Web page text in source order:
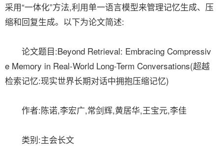
采用“一体化”方法,利用单一语言模型来管理记忆生成、压
缩和回复生成。以下为论文简述:
论文题目:Beyond Retrieval: Embracing Compressiv
e Memory in Real-World Long-Term Conversations(超越
检索记忆:现实世界长期对话中拥抱压缩记忆)
作者:陈诺,李宏广,常剑辉,黄居华,王宝元,李佳
类别:主会长文